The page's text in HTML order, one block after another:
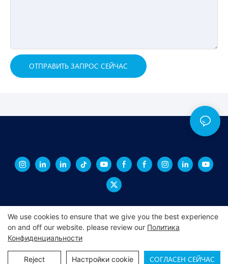
ОТПРАВИТЬ ЗАПРОС СЕЙЧАС
Copyright © 2026 СИНЧЭН -
Политика конфиденциальности
We use cookies to ensure that we give you the best experience
on and off our website. please review our Политика
Конфиденциальности
Reject Настройки cookie СОГЛАСЕН СЕЙЧАС